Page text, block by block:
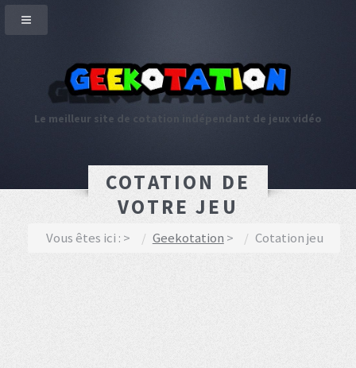
Le meilleur site de cotation indépendant de jeux vidéo
COTATION DE
VOTRE JEU
Vous êtes ici : Geekotation Cotation jeu